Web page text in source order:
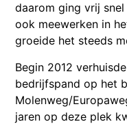
daarom ging vrij
ook meewerken in
groeide het steeds
Begin 2012
bedrijfspand op het
Molenweg/
jaren op deze plek